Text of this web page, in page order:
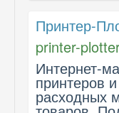
Принтер-
printer-
Интернет-
принтеров
расходных